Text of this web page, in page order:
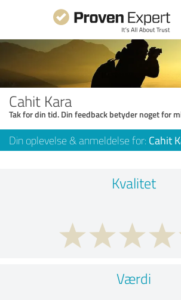
Cahit Kara
Tak for din tid. Din feedback betyder noget for
Din oplevelse & anmeldelse for: Cahit
Kvalitet
Værdi